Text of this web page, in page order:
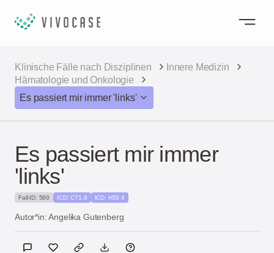
Klinische Fälle nach Disziplinen
Innere Medizin
Hämatologie und Onkologie
Es passiert mir immer 'links'
Es passiert mir immer
'links'
Fall-ID: 589 ICD: C71.9 ICD: H53.4
Autor*in: Angelika Gutenberg